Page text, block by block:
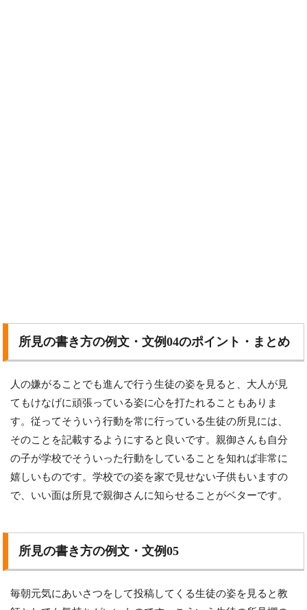
所見の書き方の例文・文例04のポイント・まとめ
人の嫌がることでも進んで行う生徒の姿を見ると、大人が見
てもけなげに頑張っている姿に心を打たれることもありま
す。従ってそういう行動を常に行っている生徒の所見には、
そのことを記載するようにすると良いです。親御さんも自分
の子が学校でそういった行動をしていることを知れば非常に
嬉しいものです。学校での姿を家で見せない子供もいますの
で、いい面は所見で親御さんに知らせることがベターです。
所見の書き方の例文・文例05
毎朝元気にあいさつをして投稿してくる生徒の姿を見ると教